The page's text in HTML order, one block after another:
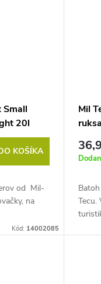
Small
20l
KOŠÍKA
od Mil-
na
Kód: 14002085
Mil
Tecu.